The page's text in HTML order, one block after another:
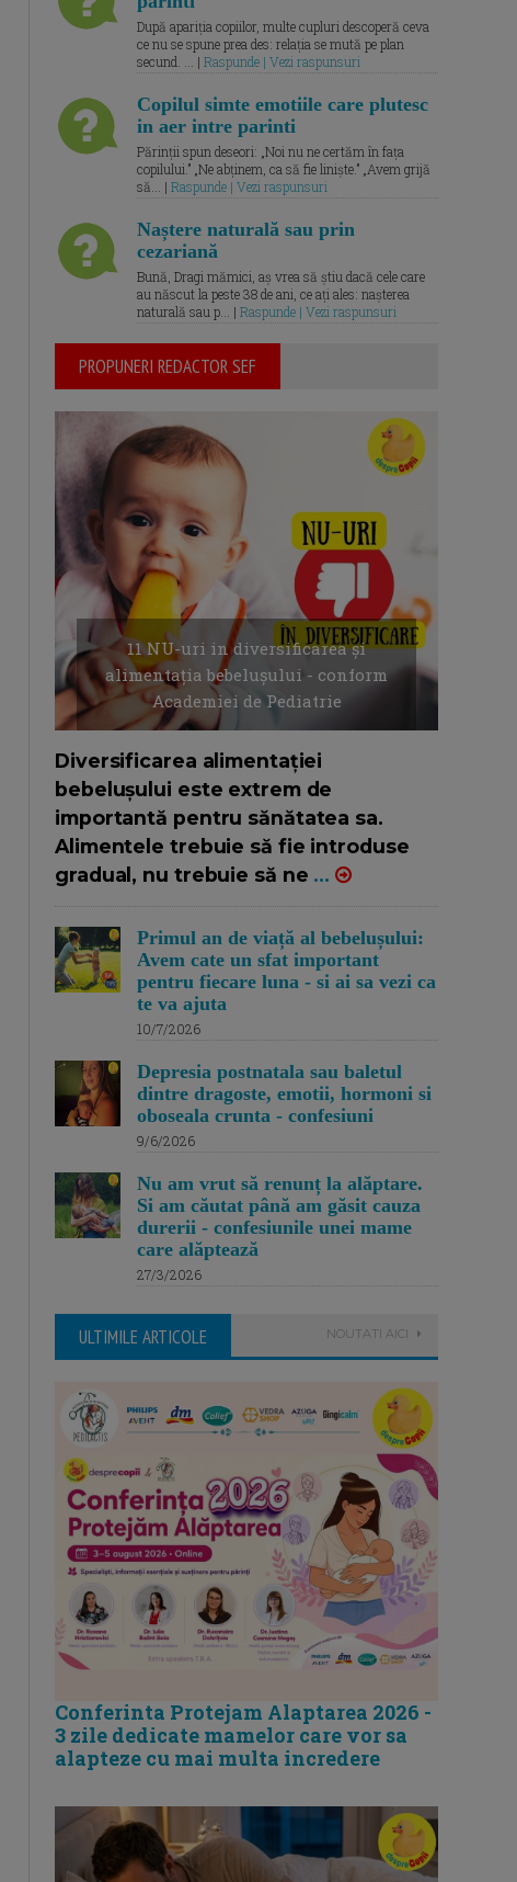
După apariția copiilor, multe cupluri descoperă ceva
ce nu se spune prea des: relația se mută pe plan
secund. ... | Raspunde | Vezi raspunsuri
Copilul simte emotiile care plutesc
in aer intre parinti
Părinții spun deseori: „Noi nu ne certăm în fața
copilului.” „Ne abținem, ca să fie liniște.” „Avem grijă
să... | Raspunde | Vezi raspunsuri
Naștere naturală sau prin
cezariană
Bună, Dragi mămici, aș vrea să știu dacă cele care
au născut la peste 38 de ani, ce ați ales: nașterea
naturală sau p... | Raspunde | Vezi raspunsuri
PROPUNERI REDACTOR SEF
11 NU-uri in diversificarea și
alimentația bebelușului - conform
Academiei de Pediatrie
Diversificarea alimentației
bebelușului este extrem de
importantă pentru sănătatea sa.
Alimentele trebuie să fie introduse
gradual, nu trebuie să ne ...
Primul an de viață al bebelușului:
Avem cate un sfat important
pentru fiecare luna - si ai sa vezi ca
te va ajuta
10/7/2026
Depresia postnatala sau baletul
dintre dragoste, emotii, hormoni si
oboseala crunta - confesiuni
9/6/2026
Nu am vrut să renunț la alăptare.
Si am căutat până am găsit cauza
durerii - confesiunile unei mame
care alăptează
27/3/2026
ULTIMILE ARTICOLE NOUTATI AICI
Conferinta Protejam Alaptarea 2026 -
3 zile dedicate mamelor care vor sa
alapteze cu mai multa incredere